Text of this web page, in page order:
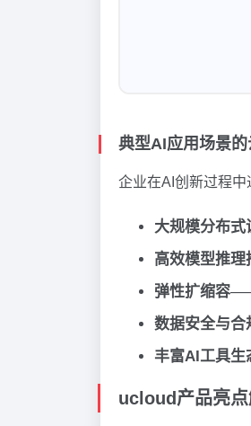
典型AI应用场景
企业在AI创新过程中
大规模分布式
高效模型推理
弹性扩缩容——
数据安全与合
丰富AI工具生
ucloud产品亮